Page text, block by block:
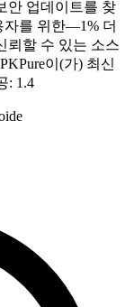
안 업데이트를 찾
자를 위한—1% 더
뢰할 수 있는 소스
이(가) 최신
: 1.4